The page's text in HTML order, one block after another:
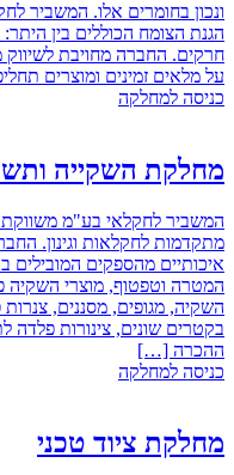
ונכון בחומרים אלו. המשביר
הגנת הצומח הכוללים בין
חרקים. החברה מחויבת לשיווק
על מלאים זמינים ומוצרים
כניסה למחלקה
מחלקת השקייה
המשביר לחקלאי בע"מ משווקת
מתקדמות לחקלאות וגינון.
איכותיים מהספקים המובילים
המטרה וטפטוף, מוצרי השקיה
בקטרים שונים, צינורות פלדה
ההכרה […]
כניסה למחלקה
מחלקת ציוד טכני